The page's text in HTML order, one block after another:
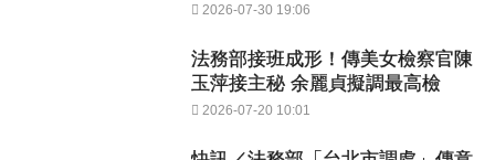
2026-07-30 19:06
法務部接班成形！傳美女檢察官陳
玉萍接主秘 余麗貞擬調最高檢
2026-07-20 10:01